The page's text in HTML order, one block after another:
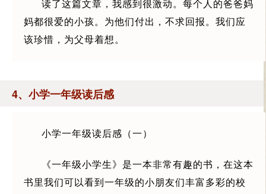
读了这篇文章，我感到很激动。每个人的爸爸妈
妈都很爱的小孩。为他们付出，不求回报。我们应
该珍惜，为父母着想。
4、小学一年级读后感
小学一年级读后感（一）
《一年级小学生》是一本非常有趣的书，在这本
书里我们可以看到一年级的小朋友们丰富多彩的校